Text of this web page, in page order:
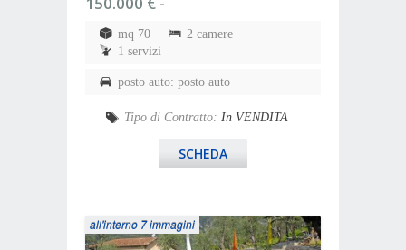
mq 70
2 camere
1 servizi
posto auto: posto auto
Tipo di Contratto: In VENDITA
SCHEDA
all'interno 7 immagini